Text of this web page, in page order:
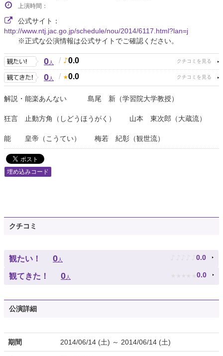
上演時間：
公式サイト：
http://www.ntj.jac.go.jp/schedule/nou/2014/6117.html?lan=j
※正式な公演情報は公式サイトでご確認ください。
0人 / 0.0
0人 / 0.0
解説・能楽あんない 島尾 新（学習院大学教授）
狂言 止動方角（しどうほうがく） 山本 東次郎（大蔵流）
能 皇帝（こうてい） 梅若 紀彰（観世流）
埋め込みコード
クチコミ
観たい！ 0人 ♪ ♪ ♪ ♪ ♪ 0.0
観てきた！ 0人 ★ ★ ★ ★ ★ 0.0
公演詳細
期間 2014/06/14 (土) ～ 2014/06/14 (土)